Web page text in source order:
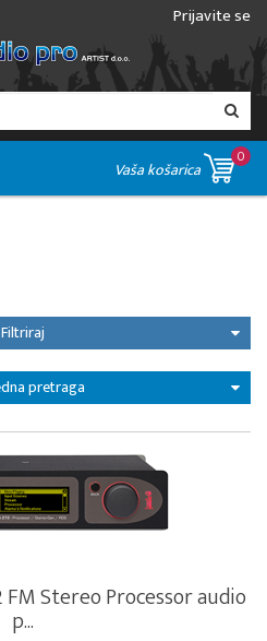
Prijavite se
Vaša košarica
0
Filtriraj
pretraga
FM Stereo Processor audio
p...